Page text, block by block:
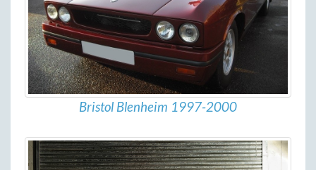
Bristol Blenheim 1997-2000